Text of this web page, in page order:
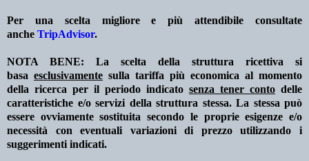
Per una scelta migliore e più attendibile consultate
anche TripAdvisor.
NOTA BENE: La scelta della struttura ricettiva si
basa esclusivamente sulla tariffa più economica al momento
della ricerca per il periodo indicato senza tener conto delle
caratteristiche e/o servizi della struttura stessa. La stessa può
essere ovviamente sostituita secondo le proprie esigenze e/o
necessità con eventuali variazioni di prezzo utilizzando i
suggerimenti indicati.